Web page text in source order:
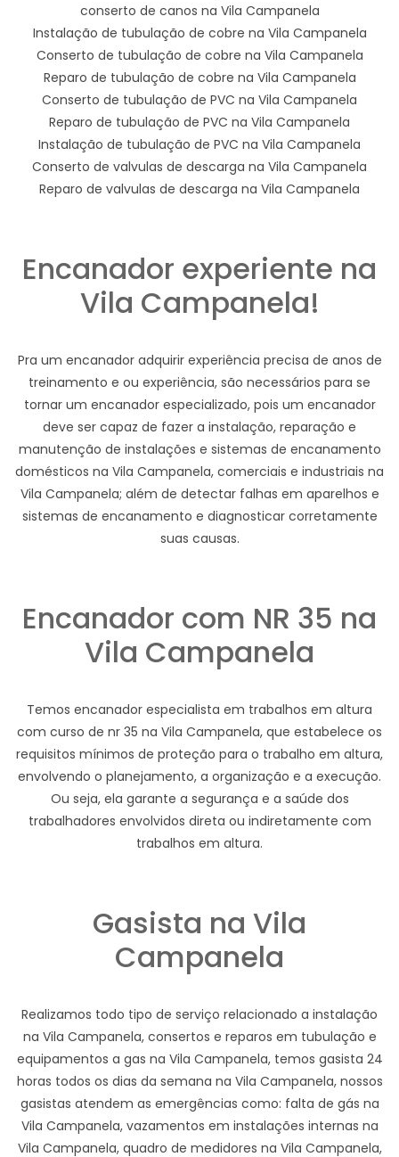
conserto de canos na Vila Campanela
Instalação de tubulação de cobre na Vila Campanela
Conserto de tubulação de cobre na Vila Campanela
Reparo de tubulação de cobre na Vila Campanela
Conserto de tubulação de PVC na Vila Campanela
Reparo de tubulação de PVC na Vila Campanela
Instalação de tubulação de PVC na Vila Campanela
Conserto de valvulas de descarga na Vila Campanela
Reparo de valvulas de descarga na Vila Campanela
Encanador experiente na
Vila Campanela!
Pra um encanador adquirir experiência precisa de anos de
treinamento e ou experiência, são necessários para se
tornar um encanador especializado, pois um encanador
deve ser capaz de fazer a instalação, reparação e
manutenção de instalações e sistemas de encanamento
domésticos na Vila Campanela, comerciais e industriais na
Vila Campanela; além de detectar falhas em aparelhos e
sistemas de encanamento e diagnosticar corretamente
suas causas.
Encanador com NR 35 na
Vila Campanela
Temos encanador especialista em trabalhos em altura
com curso de nr 35 na Vila Campanela, que estabelece os
requisitos mínimos de proteção para o trabalho em altura,
envolvendo o planejamento, a organização e a execução.
Ou seja, ela garante a segurança e a saúde dos
trabalhadores envolvidos direta ou indiretamente com
trabalhos em altura.
Gasista na Vila
Campanela
Realizamos todo tipo de serviço relacionado a instalação
na Vila Campanela, consertos e reparos em tubulação e
equipamentos a gas na Vila Campanela, temos gasista 24
horas todos os dias da semana na Vila Campanela, nossos
gasistas atendem as emergências como: falta de gás na
Vila Campanela, vazamentos em instalações internas na
Vila Campanela, quadro de medidores na Vila Campanela,